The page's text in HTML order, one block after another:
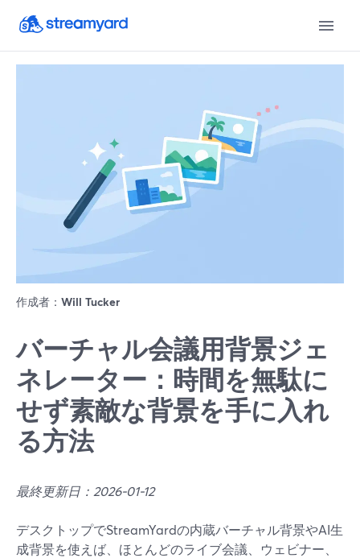
作成者： Will Tucker
バーチャル会議用背景ジェ
ネレーター：時間を無駄に
せず素敵な背景を手に入れ
る方法
最終更新日：2026-01-12
デスクトップでStreamYardの内蔵バーチャル背景やAI生
成背景を使えば、ほとんどのライブ会議、ウェビナー、